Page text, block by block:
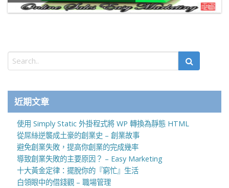
近期文章
使用 Simply Static 外掛程式將 WP 轉換為靜態 HTML
從屌絲逆襲成土豪的創業史 – 創業故事
避免創業失敗，提高你創業的完成幾率
導致創業失敗的主要原因？ – Easy Marketing
十大黃金定律：擺脫你的『窮忙』生活
白領眼中的借錢觀 – 職場管理